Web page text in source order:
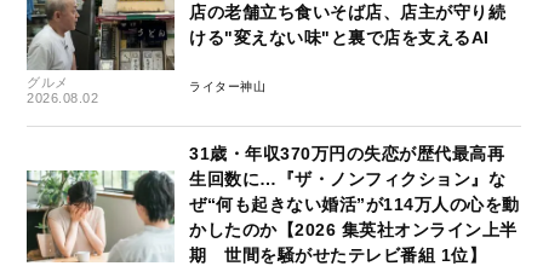
グルメ
2026.08.02
店の老舗立ち食いそば店、店主が守り続
ける"変えない味"と裏で店を支えるAI
ライター神山
31歳・年収370万円の失恋が歴代最高再
生回数に…『ザ・ノンフィクション』な
ぜ“何も起きない婚活”が114万人の心を動
かしたのか【2026 集英社オンライン上半
期 世間を騒がせたテレビ番組 1位】